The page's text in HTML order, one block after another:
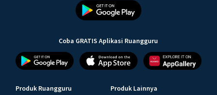
Coba GRATIS Aplikasi Ruangguru
Produk Ruangguru Produk Lainnya